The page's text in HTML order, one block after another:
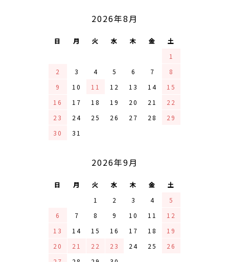
2026年8月
日 月 火 水 木 金
土
1
2
3 4 5 6 7
8
9
10 11 12 13 14
15
16
17 18 19 20 21
22
23
24 25 26 27 28
29
30
31
2026年9月
日 月 火 水 木 金
土
1
2 3 4
5
6
7 8 9 10 11
12
13
14 15 16 17 18
19
20
21 22 23 24 25
26